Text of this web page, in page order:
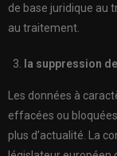
de base juridique au
au traitement.
la suppression
Les données à
effacées ou
plus d’actualité. La